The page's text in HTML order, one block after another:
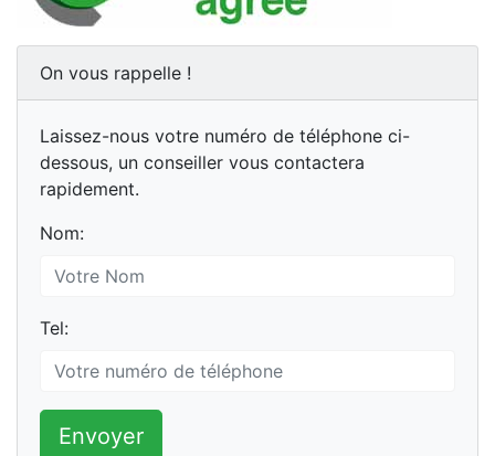
On vous rappelle !
Laissez-nous votre numéro de téléphone ci-
dessous, un conseiller vous contactera
rapidement.
Nom:
Tel:
Envoyer